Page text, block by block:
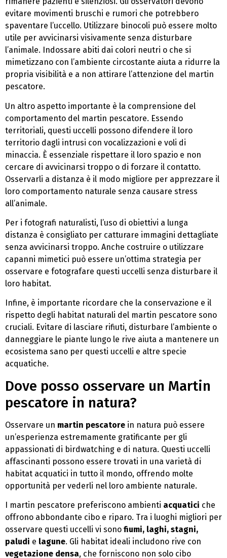
evitare movimenti bruschi e rumori che potrebbero
spaventare l’uccello. Utilizzare binocoli può essere molto
utile per avvicinarsi visivamente senza disturbare
l’animale. Indossare abiti dai colori neutri o che si
mimetizzano con l’ambiente circostante aiuta a ridurre la
propria visibilità e a non attirare l’attenzione del martin
pescatore.
Un altro aspetto importante è la comprensione del
comportamento del martin pescatore. Essendo
territoriali, questi uccelli possono difendere il loro
territorio dagli intrusi con vocalizzazioni e voli di
minaccia. È essenziale rispettare il loro spazio e non
cercare di avvicinarsi troppo o di forzare il contatto.
Osservarli a distanza è il modo migliore per apprezzare il
loro comportamento naturale senza causare stress
all’animale.
Per i fotografi naturalisti, l’uso di obiettivi a lunga
distanza è consigliato per catturare immagini dettagliate
senza avvicinarsi troppo. Anche costruire o utilizzare
capanni mimetici può essere un’ottima strategia per
osservare e fotografare questi uccelli senza disturbare il
loro habitat.
Infine, è importante ricordare che la conservazione e il
rispetto degli habitat naturali del martin pescatore sono
cruciali. Evitare di lasciare rifiuti, disturbare l’ambiente o
danneggiare le piante lungo le rive aiuta a mantenere un
ecosistema sano per questi uccelli e altre specie
acquatiche.
Dove posso osservare un Martin
pescatore in natura?
Osservare un martin pescatore in natura può essere
un’esperienza estremamente gratificante per gli
appassionati di birdwatching e di natura. Questi uccelli
affascinanti possono essere trovati in una varietà di
habitat acquatici in tutto il mondo, offrendo molte
opportunità per vederli nel loro ambiente naturale.
I martin pescatore preferiscono ambienti acquatici che
offrono abbondante cibo e riparo. Tra i luoghi migliori per
osservare questi uccelli vi sono fiumi, laghi, stagni,
paludi e lagune. Gli habitat ideali includono rive con
vegetazione densa, che forniscono non solo cibo